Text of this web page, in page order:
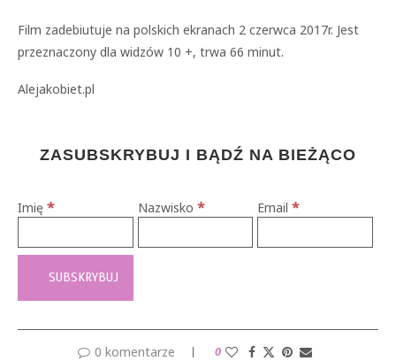
Film zadebiutuje na polskich ekranach 2 czerwca 2017r. Jest
przeznaczony dla widzów 10 +, trwa 66 minut.
Alejakobiet.pl
ZASUBSKRYBUJ I BĄDŹ NA BIEŻĄCO
Imię * Nazwisko * Email*
0 komentarze 0